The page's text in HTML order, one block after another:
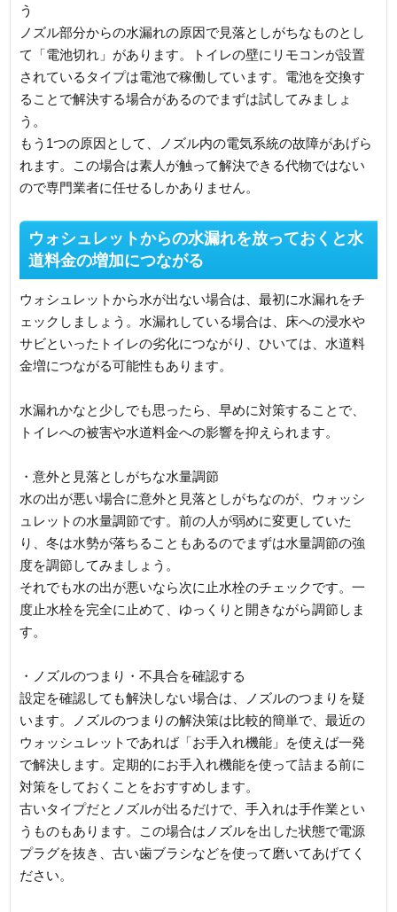
う
ノズル部分からの水漏れの原因で見落としがちなものとし
て「電池切れ」があります。トイレの壁にリモコンが設置
されているタイプは電池で稼働しています。電池を交換す
ることで解決する場合があるのでまずは試してみましょ
う。
もう1つの原因として、ノズル内の電気系統の故障があげら
れます。この場合は素人が触って解決できる代物ではない
ので専門業者に任せるしかありません。
ウォシュレットからの水漏れを放っておくと水
道料金の増加につながる
ウォシュレットから水が出ない場合は、最初に水漏れをチ
ェックしましょう。水漏れしている場合は、床への浸水や
サビといったトイレの劣化につながり、ひいては、水道料
金増につながる可能性もあります。
水漏れかなと少しでも思ったら、早めに対策することで、
トイレへの被害や水道料金への影響を抑えられます。
・意外と見落としがちな水量調節
水の出が悪い場合に意外と見落としがちなのが、ウォッシ
ュレットの水量調節です。前の人が弱めに変更していた
り、冬は水勢が落ちることもあるのでまずは水量調節の強
度を調節してみましょう。
それでも水の出が悪いなら次に止水栓のチェックです。一
度止水栓を完全に止めて、ゆっくりと開きながら調節しま
す。
・ノズルのつまり・不具合を確認する
設定を確認しても解決しない場合は、ノズルのつまりを疑
います。ノズルのつまりの解決策は比較的簡単で、最近の
ウォッシュレットであれば「お手入れ機能」を使えば一発
で解決します。定期的にお手入れ機能を使って詰まる前に
対策をしておくことをおすすめします。
古いタイプだとノズルが出るだけで、手入れは手作業とい
うものもあります。この場合はノズルを出した状態で電源
プラグを抜き、古い歯ブラシなどを使って磨いてあげてく
ださい。